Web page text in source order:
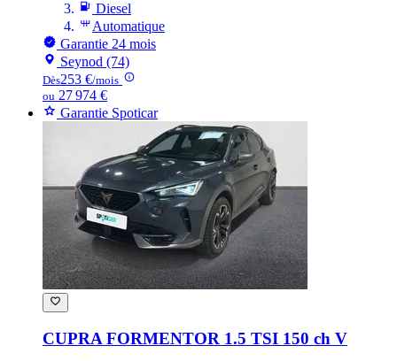
Diesel
Automatique
Garantie 24 mois
Seynod (74)
Dès253 €/mois
ou 27 974 €
Garantie Spoticar
CUPRA FORMENTOR 1.5 TSI 150 ch V